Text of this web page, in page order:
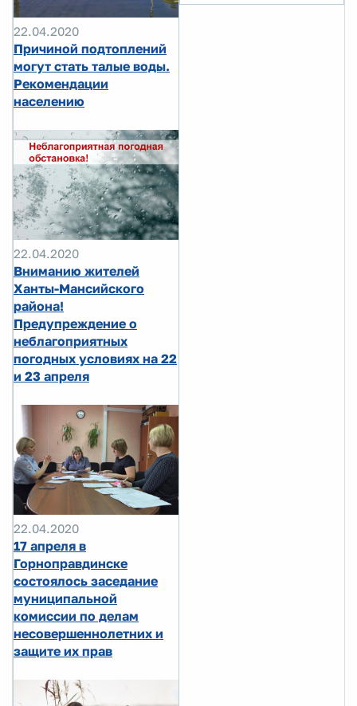
22.04.2020
Причиной подтоплений
могут стать талые воды.
Рекомендации
населению
22.04.2020
Вниманию жителей
Ханты-Мансийского
района!
Предупреждение о
неблагоприятных
погодных условиях на 22
и 23 апреля
22.04.2020
17 апреля в
Горноправдинске
состоялось заседание
муниципальной
комиссии по делам
несовершеннолетних и
защите их прав